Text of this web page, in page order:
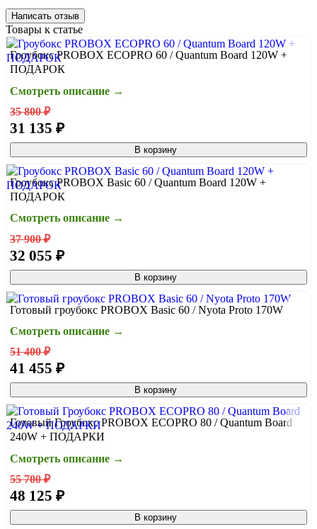
Написать отзыв
Товары к статье
Гроубокс PROBOX ECOPRO 60 / Quantum Board 120W +
ПОДАРОК
Смотреть описание →
35 800 ₽
31 135 ₽
В корзину
Гроубокс PROBOX Basic 60 / Quantum Board 120W +
ПОДАРОК
Смотреть описание →
37 900 ₽
32 055 ₽
В корзину
Готовый гроубокс PROBOX Basic 60 / Nyota Proto 170W
Смотреть описание →
51 400 ₽
41 455 ₽
В корзину
Готовый Гроубокс PROBOX ECOPRO 80 / Quantum Board
240W + ПОДАРКИ
Смотреть описание →
55 700 ₽
48 125 ₽
В корзину